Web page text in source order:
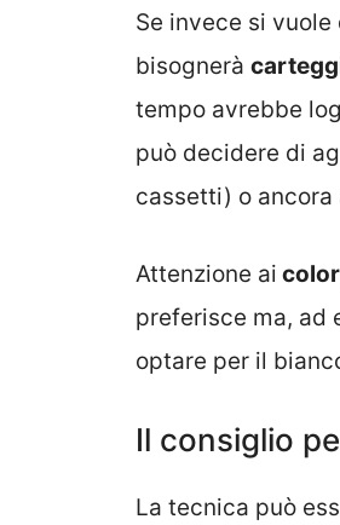
Se invece si vuole
bisognerà
tempo avrebbe
può decidere di
cassetti) o
Attenzione ai
preferisce ma, ad
optare per il
Il consiglio
La tecnica può